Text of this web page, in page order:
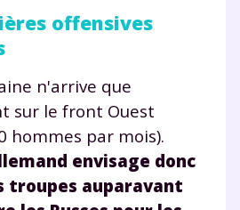
offensives
n'arrive que
sur le front Ouest
hommes par mois).
envisage donc
troupes auparavant